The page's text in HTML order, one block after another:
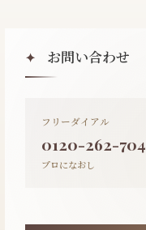
✦ お問い合わせ
フリーダイアル
0120-262-704
プロになおし